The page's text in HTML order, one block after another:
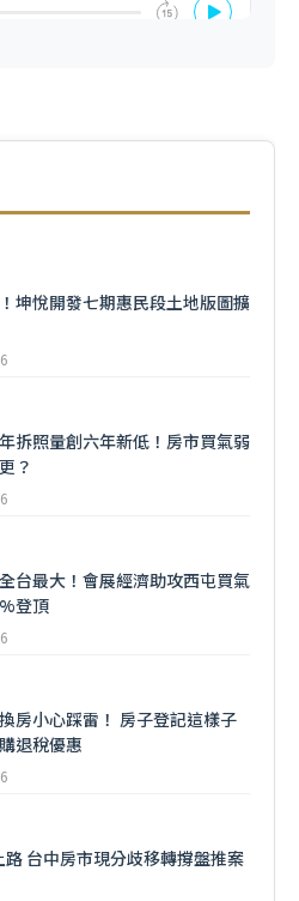
坤悅開發七期惠民段土地版圖擴
拆照量創六年新低！房市買氣弱
？
台最大！會展經濟助攻西屯買氣
登頂
房小心踩雷！ 房子登記這樣子
退稅優惠
台中房市現分歧移轉撐盤推案